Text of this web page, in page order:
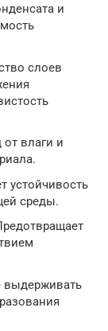
и
слоев
влаги и
устойчивость
среды.
выдерживать